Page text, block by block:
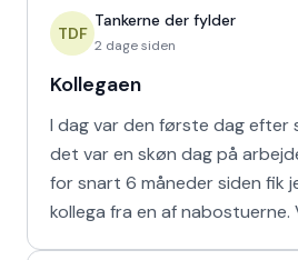
TDF
Tankerne der fylder
2 dage siden
Kollegaen
I dag var den første dag efter
det var en skøn dag på arbejdet. Da jeg
for snart 6 måneder siden fik
kollega fra en af